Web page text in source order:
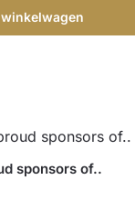
sponsors of..